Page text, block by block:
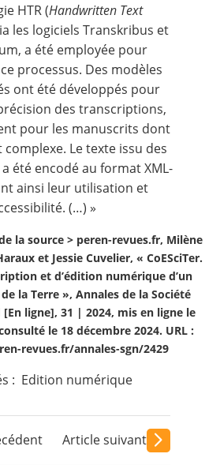
HTR (Handwritten Text
les logiciels Transkribus et
a été employée pour
processus. Des modèles
ont été développés pour
des transcriptions,
pour les manuscrits dont
complexe. Le texte issu des
été encodé au format XML-
ainsi leur utilisation et
(…) »
la source > peren-revues.fr, Milène
et Jessie Cuvelier, « CoESciTer.
et d’édition numérique d’un
la Terre », Annales de la Société
ligne], 31 | 2024, mis en ligne le
le 18 décembre 2024. URL :
revues.fr/annales-sgn/2429
: Edition numérique
Article suivant